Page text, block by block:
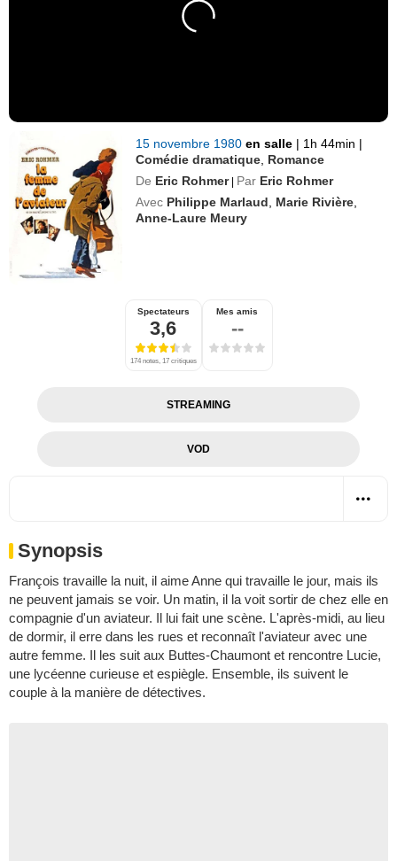
15 novembre 1980en salle | 1h 44min |
Comédie dramatique Romance
De Eric Rohmer | Par Eric Rohmer
Avec Philippe Marlaud Marie Rivière
Anne-Laure Meury
Spectateurs
3,6
174 notes, 17 critiques
Mes amis
--
STREAMING
VOD
Synopsis
François travaille la nuit, il aime Anne qui travaille le jour, mais ils
ne peuvent jamais se voir. Un matin, il la voit sortir de chez elle en
compagnie d'un aviateur. Il lui fait une scène. L'après-midi, au lieu
de dormir, il erre dans les rues et reconnaît l'aviateur avec une
autre femme. Il les suit aux Buttes-Chaumont et rencontre Lucie,
une lycéenne curieuse et espiègle. Ensemble, ils suivent le
couple à la manière de détectives.